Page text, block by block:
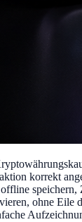
korrekt
offline
ohne Eile